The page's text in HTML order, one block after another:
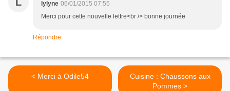
lylyne 06/01/2015 07:55
Merci pour cette nouvelle lettre<br /> bonne journée
Répondre
< Merci à Odile54
Cuisine : Chaussons aux
Pommes >